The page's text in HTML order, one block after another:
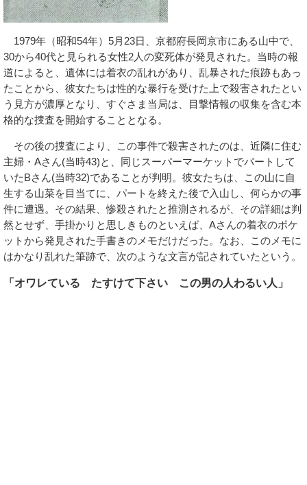
1979年（昭和54年）5月23日、京都府長岡京市にある山中で、
30から40代と見られる女性2人の変死体が発見された。当時の報
道によると、遺体には着衣の乱れがあり、乱暴された痕跡もあっ
たことから、彼女たちは性的な暴行を受けた上で殺害されたとい
う見方が濃厚となり、すぐさま当局は、目撃情報の収集を含む本
格的な捜査を開始することとなる。
その後の捜査により、この事件で殺害されたのは、近隣に住む
主婦・Aさん(当時43)と、同じスーパーマーケットでパートして
いたBさん(当時32)であることが判明。彼女たちは、この山に自
生する山菜を目当てに、パートを終えた後で入山し、何らかの事
件に遭遇。その結果、惨殺されたと推測されるが、その詳細は判
然とせず、手掛かりと思しきものといえば、Aさんの着衣のポケ
ットから発見された手書きのメモだけだった。なお、このメモに
はかなり乱れた筆跡で、次のような文言が記されていたという。
「オワレている たすけて下さい この男の人わるい人」